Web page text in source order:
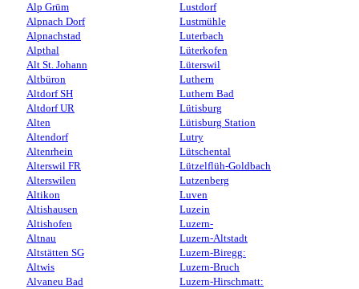
Alp Grüm
Alpnach Dorf
Alpnachstad
Alpthal
Alt St. Johann
Altbüron
Altdorf SH
Altdorf UR
Alten
Altendorf
Altenrhein
Alterswil FR
Alterswilen
Altikon
Altishausen
Altishofen
Altnau
Altstätten SG
Altwis
Alvaneu Bad
Lustdorf
Lustmühle
Luterbach
Lüterkofen
Lüterswil
Luthern
Luthern Bad
Lütisburg
Lütisburg Station
Lutry
Lütschental
Lützelflüh-Goldbach
Lutzenberg
Luven
Luzein
Luzern-
Luzern-Altstadt
Luzern-Biregg:
Luzern-Bruch
Luzern-Hirschmatt: